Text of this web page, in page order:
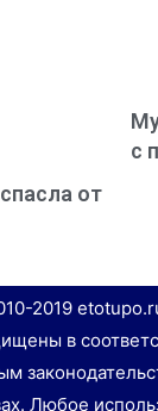
от
с
2019
в
Любое